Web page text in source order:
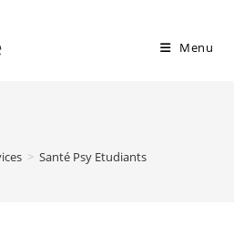
Menu
> Santé Psy Etudiants